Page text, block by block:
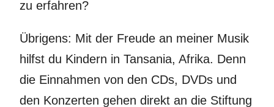
zu erfahren?
Übrigens: Mit der Freude an meiner Musik
hilfst du Kindern in Tansania, Afrika. Denn
die Einnahmen von den CDs, DVDs und
den Konzerten gehen direkt an die Stiftung